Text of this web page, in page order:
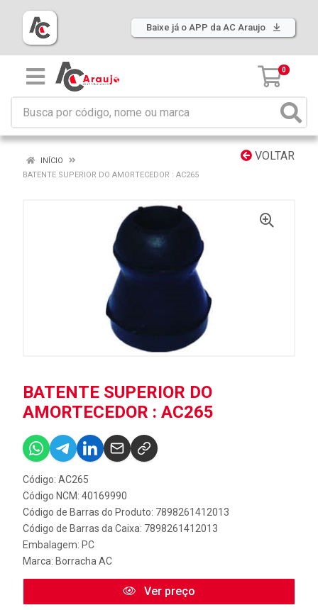
Baixe já o APP da AC Araujo
0
VOLTAR
INÍCIO
BATENTE SUPERIOR DO AMORTECEDOR : AC265
BATENTE SUPERIOR DO
AMORTECEDOR : AC265
Código: AC265
Código NCM: 40169990
Código de Barras do Produto: 7898261412013
Código de Barras da Caixa: 7898261412013
Embalagem: PC
Marca: Borracha AC
Ver preço